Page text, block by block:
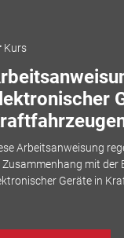
Kurs
Arbeitsanweisung
Zusammenhang mit der
Geräte in